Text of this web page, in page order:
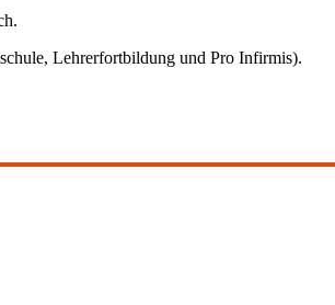
Lehrerfortbildung und Pro Infirmis).